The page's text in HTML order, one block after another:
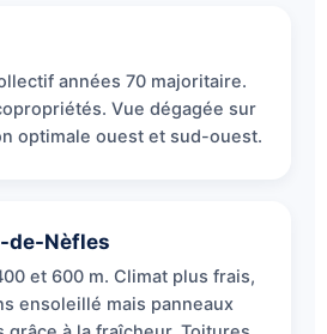
années 70 majoritaire.
Vue dégagée sur
optimale ouest et sud-ouest.
de-Nèfles
et 600 m. Climat plus frais,
ensoleillé mais panneaux